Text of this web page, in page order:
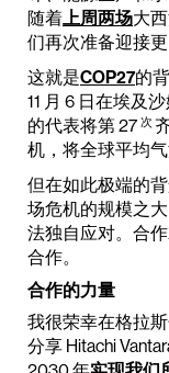
随着上周两场大
们再次准备迎接更
这就是COP27的
11 月 6 日在埃及
的代表将第 27 次
机，将全球平均气
但在如此极端的
场危机的规模之
法独自应对。合
合作。
合作的力量
我很荣幸在格拉
分享 Hitachi